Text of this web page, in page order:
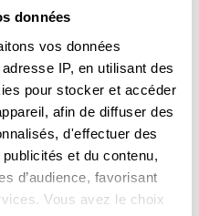
données
vos données
IP, en utilisant des
pour stocker et accéder
afin de diffuser des
d'effectuer des
et du contenu,
d’audience, favorisant
Vous avez le choix